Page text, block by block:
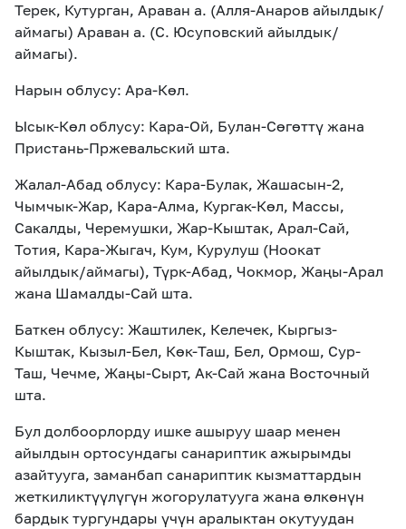
Терек, Кутурган, Араван а. (Алля-Анаров айылдык/
аймагы) Араван а. (С. Юсуповский айылдык/
аймагы).
Нарын облусу: Ара-Көл.
Ысык-Көл облусу: Кара-Ой, Булан-Сөгөттү жана
Пристань-Пржевальский шта.
Жалал-Абад облусу: Кара-Булак, Жашасын-2,
Чымчык-Жар, Кара-Алма, Кургак-Көл, Массы,
Сакалды, Черемушки, Жар-Кыштак, Арал-Сай,
Тотия, Кара-Жыгач, Кум, Курулуш (Ноокат
айылдык/аймагы), Түрк-Абад, Чокмор, Жаңы-Арал
жана Шамалды-Сай шта.
Баткен облусу: Жаштилек, Келечек, Кыргыз-
Кыштак, Кызыл-Бел, Көк-Таш, Бел, Ормош, Сур-
Таш, Чечме, Жаңы-Сырт, Ак-Сай жана Восточный
шта.
Бул долбоорлорду ишке ашыруу шаар менен
айылдын ортосундагы санариптик ажырымды
азайтууга, заманбап санариптик кызматтардын
жеткиликтүүлүгүн жогорулатууга жана өлкөнүн
бардык тургундары үчүн аралыктан окутуудан